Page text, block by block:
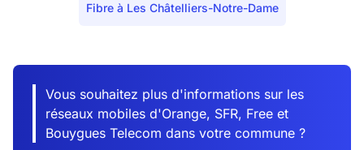
Fibre à Les Châtelliers-Notre-Dame
Vous souhaitez plus d'informations sur les
réseaux mobiles d'Orange, SFR, Free et
Bouygues Telecom dans votre commune ?